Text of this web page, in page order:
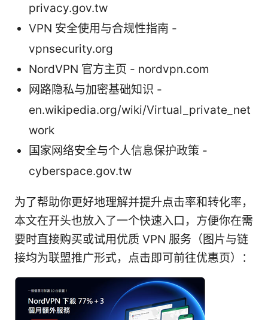
privacy.gov.tw
VPN 安全使用与合规性指南 -
vpnsecurity.org
NordVPN 官方主页 - nordvpn.com
网路隐私与加密基础知识 -
en.wikipedia.org/wiki/Virtual_private_net
work
国家网络安全与个人信息保护政策 -
cyberspace.gov.tw
为了帮助你更好地理解并提升点击率和转化率，
本文在开头也放入了一个快速入口，方便你在需
要时直接购买或试用优质 VPN 服务（图片与链
接均为联盟推广形式，点击即可前往优惠页）：